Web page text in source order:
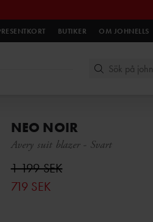
BUTIKER OM JOHNELLS
NEO NOIR
Avery suit blazer - Svart
1 199 SEK
719 SEK